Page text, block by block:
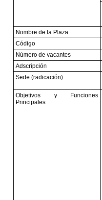
Nombre de la Plaza
Código
Número de vacantes
Adscripción
Sede (radicación)
Objetivos y Funciones
Principales